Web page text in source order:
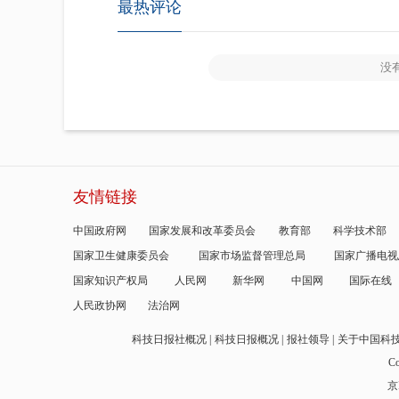
最热评论
没
友情链接
中国政府网 国家发展和改革委员会 教育部
科学技术部
国家卫生健康委员会
国家市场监督管理总局
国家广播电
国家知识产权局
人民网 新华网 中国网
国际在线
人民政协网
法治网
科技日报社概况 科技日报概况 报社领导
关于中国科